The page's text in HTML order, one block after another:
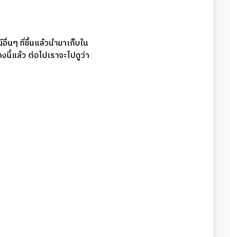
นๆ ที่ชื้นแล้วนำมาเก็บใน
แล้ว ต่อไปเราจะไปดูว่า